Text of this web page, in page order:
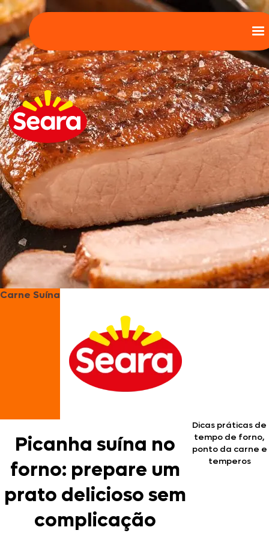
Carne Suína
Picanha suína no
forno: prepare um
prato delicioso sem
complicação
Dicas práticas de
tempo de forno,
ponto da carne e
temperos